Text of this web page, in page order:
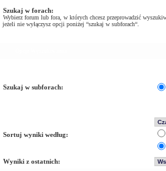
Szukaj w forach:
Wybierz forum lub fora, w których chcesz przeprowadzić
jeżeli nie wyłączysz opcji poniżej “szukaj w subforach“.
Szukaj w subforach:
Sortuj wyniki według:
Wyniki z ostatnich: